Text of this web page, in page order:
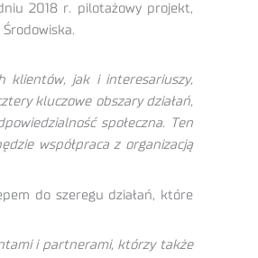
2018 r. pilotażowy projekt,
klientów, jak i interesariuszy,
kluczowe obszary działań,
społeczna. Ten
współpraca z organizacją
do szeregu działań, które
i partnerami, którzy także